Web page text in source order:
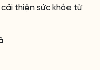
thiện sức khỏe từ